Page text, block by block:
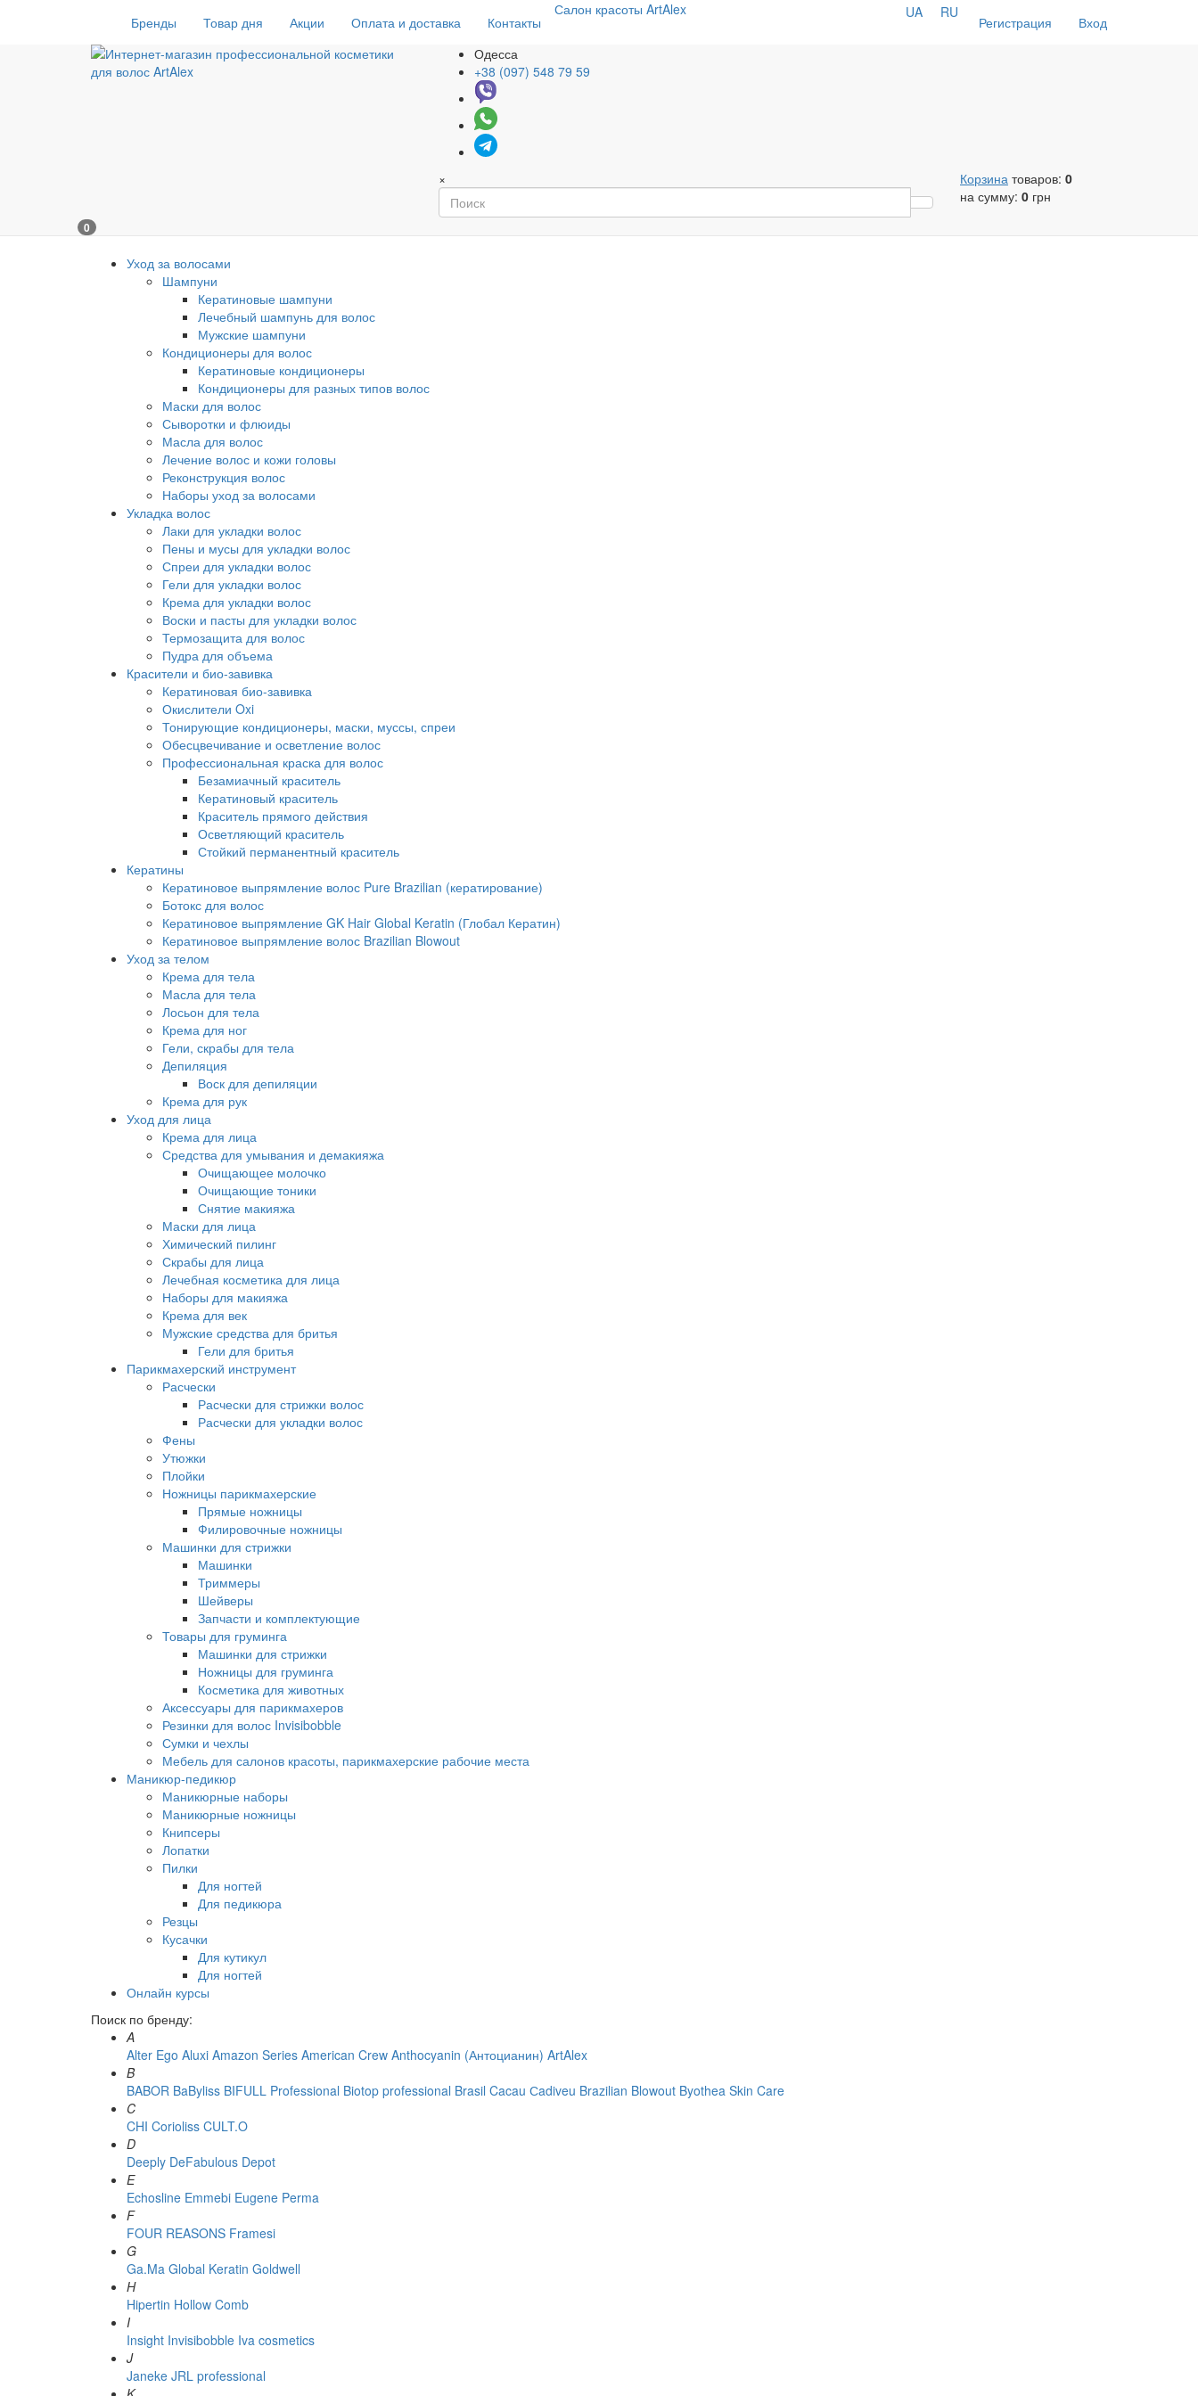
Бренды Товар дня Акции Оплата и доставка Контакты
Салон красоты ArtAlex
Регистрация Вход
UA RU
Одесса
+38 (097) 548 79 59
× Корзина товаров: 0
на сумму: 0 грн
0
Уход за волосами
Шампуни
Кератиновые шампуни
Лечебный шампунь для волос
Мужские шампуни
Кондиционеры для волос
Кератиновые кондиционеры
Кондиционеры для разных типов волос
Маски для волос
Сыворотки и флюиды
Масла для волос
Лечение волос и кожи головы
Реконструкция волос
Наборы уход за волосами
Укладка волос
Лаки для укладки волос
Пены и мусы для укладки волос
Спреи для укладки волос
Гели для укладки волос
Крема для укладки волос
Воски и пасты для укладки волос
Термозащита для волос
Пудра для объема
Красители и био-завивка
Кератиновая био-завивка
Окислители Oxi
Тонирующие кондиционеры, маски, муссы, спреи
Обесцвечивание и осветление волос
Профессиональная краска для волос
Безамиачный краситель
Кератиновый краситель
Краситель прямого действия
Осветляющий краситель
Стойкий перманентный краситель
Кератины
Кератиновое выпрямление волос Pure Brazilian (кератирование)
Ботокс для волос
Кератиновое выпрямление GK Hair Global Keratin (Глобал Кератин)
Кератиновое выпрямление волос Brazilian Blowout
Уход за телом
Крема для тела
Масла для тела
Лосьон для тела
Крема для ног
Гели, скрабы для тела
Депиляция
Воск для депиляции
Крема для рук
Уход для лица
Крема для лица
Средства для умывания и демакияжа
Очищающее молочко
Очищающие тоники
Снятие макияжа
Маски для лица
Химический пилинг
Скрабы для лица
Лечебная косметика для лица
Наборы для макияжа
Крема для век
Мужские средства для бритья
Гели для бритья
Парикмахерский инструмент
Расчески
Расчески для стрижки волос
Расчески для укладки волос
Фены
Утюжки
Плойки
Ножницы парикмахерские
Прямые ножницы
Филировочные ножницы
Машинки для стрижки
Машинки
Триммеры
Шейверы
Запчасти и комплектующие
Товары для груминга
Машинки для стрижки
Ножницы для груминга
Косметика для животных
Аксессуары для парикмахеров
Резинки для волос Invisibobble
Сумки и чехлы
Мебель для салонов красоты, парикмахерские рабочие места
Маникюр-педикюр
Маникюрные наборы
Маникюрные ножницы
Книпсеры
Лопатки
Пилки
Для ногтей
Для педикюра
Резцы
Кусачки
Для кутикул
Для ногтей
Онлайн курсы
Поиск по бренду:
A
Alter Ego Aluxi Amazon Series American Crew Anthocyanin (Антоцианин) ArtAlex
B
BABOR BaByliss BIFULL Professional Biotop professional Brasil Cacau Сadiveu Brazilian Blowout Byothea Skin Care
C
CHI Corioliss CULT.O
D
Deeply DeFabulous Depot
E
Echosline Emmebi Eugene Perma
F
FOUR REASONS Framesi
G
Ga.Ma Global Keratin Goldwell
H
Hipertin Hollow Comb
I
Insight Invisibobble Iva cosmetics
J
Janeke JRL professional